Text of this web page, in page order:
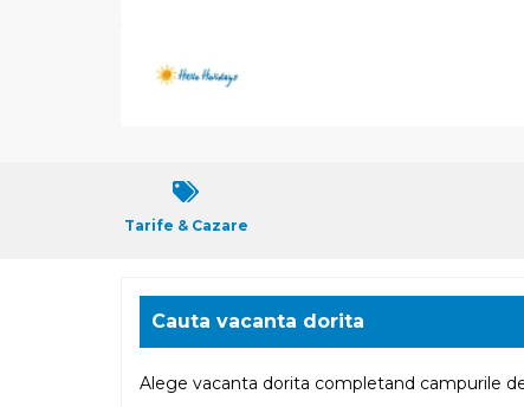
Tarife & Cazare
Cauta vacanta dorita
Alege vacanta dorita completand campurile